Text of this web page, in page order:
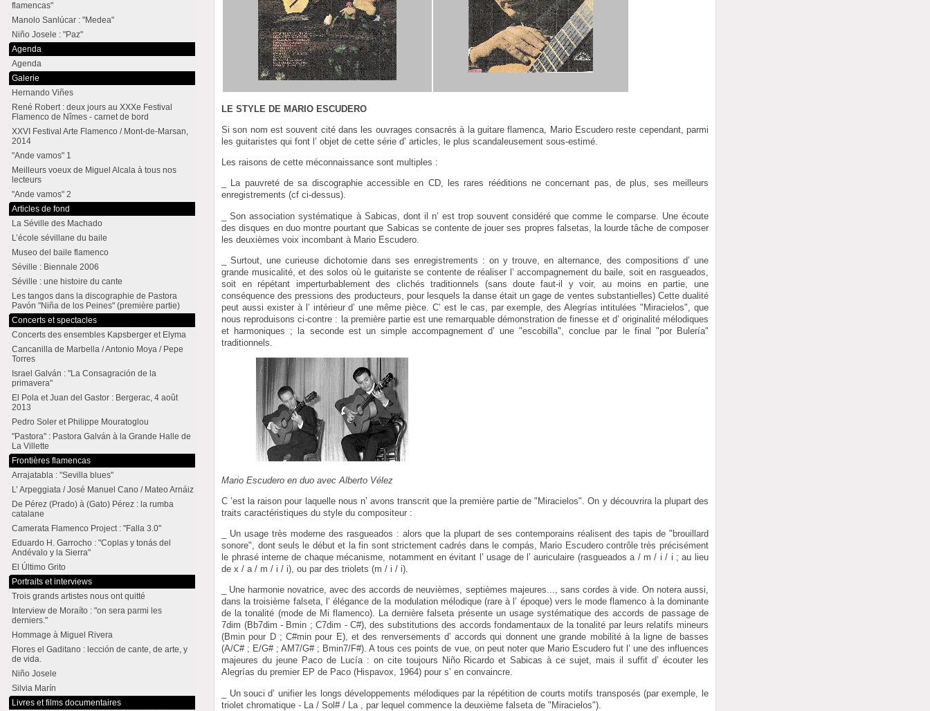
LE STYLE DE MARIO ESCUDERO
Si son nom est souvent cité dans les ouvrages consacrés à la guitare flamenca, Mario Escudero reste cependant, parmi
les guitaristes qui font l’ objet de cette série d’ articles, le plus scandaleusement sous-estimé.
Les raisons de cette méconnaissance sont multiples :
_ La pauvreté de sa discographie accessible en CD, les rares rééditions ne concernant pas, de plus, ses meilleurs
enregistrements (cf ci-dessus).
_ Son association systématique à Sabicas, dont il n’ est trop souvent considéré que comme le comparse. Une écoute
des disques en duo montre pourtant que Sabicas se contente de jouer ses propres falsetas, la lourde tâche de composer
les deuxièmes voix incombant à Mario Escudero.
_ Surtout, une curieuse dichotomie dans ses enregistrements : on y trouve, en alternance, des compositions d’ une
grande musicalité, et des solos où le guitariste se contente de réaliser l’ accompagnement du baile, soit en rasgueados,
soit en répétant imperturbablement des clichés traditionnels (sans doute faut-il y voir, au moins en partie, une
conséquence des pressions des producteurs, pour lesquels la danse était un gage de ventes substantielles) Cette dualité
peut aussi exister à l’ intérieur d’ une même pièce. C’ est le cas, par exemple, des Alegrías intitulées "Miracielos", que
nous reproduisons ci-contre : la première partie est une remarquable démonstration de finesse et d’ originalité mélodiques
et harmoniques ; la seconde est un simple accompagnement d’ une "escobilla", conclue par le final "por Bulería"
traditionnels.
Mario Escudero en duo avec Alberto Vélez
C ’est la raison pour laquelle nous n’ avons transcrit que la première partie de "Miracielos". On y découvrira la plupart des
traits caractéristiques du style du compositeur :
_ Un usage très moderne des rasgueados : alors que la plupart de ses contemporains réalisent des tapis de "brouillard
sonore", dont seuls le début et la fin sont strictement cadrés dans le compás, Mario Escudero contrôle très précisément
le phrasé interne de chaque mécanisme, notamment en évitant l’ usage de l’ auriculaire (rasgueados a / m / i / i ; au lieu
de x / a / m / i / i), ou par des triolets (m / i / i).
_ Une harmonie novatrice, avec des accords de neuvièmes, septièmes majeures..., sans cordes à vide. On notera aussi,
dans la troisième falseta, l’ élégance de la modulation mélodique (rare à l’ époque) vers le mode flamenco à la dominante
de la tonalité (mode de Mi flamenco). La dernière falseta présente un usage systématique des accords de passage de
7dim (Bb7dim - Bmin ; C7dim - C#), des substitutions des accords fondamentaux de la tonalité par leurs relatifs mineurs
(Bmin pour D ; C#min pour E), et des renversements d’ accords qui donnent une grande mobilité à la ligne de basses
(A/C# ; E/G# ; AM7/G# ; Bmin7/F#). A tous ces points de vue, on peut noter que Mario Escudero fut l’ une des influences
majeures du jeune Paco de Lucía : on cite toujours Niño Ricardo et Sabicas à ce sujet, mais il suffit d’ écouter les
Alegrías du premier EP de Paco (Hispavox, 1964) pour s’ en convaincre.
_ Un souci d’ unifier les longs développements mélodiques par la répétition de courts motifs transposés (par exemple, le
triolet chromatique - La / Sol# / La , par lequel commence la deuxième falseta de "Miracielos").
flamencas"
Manolo Sanlúcar : "Medea"
Niño Josele : "Paz"
Agenda
Agenda
Galerie
Hernando Viñes
René Robert : deux jours au XXXe Festival
Flamenco de Nîmes - carnet de bord
XXVI Festival Arte Flamenco / Mont-de-Marsan,
2014
"Ande vamos" 1
Meilleurs voeux de Miguel Alcala à tous nos
lecteurs
"Ande vamos" 2
Articles de fond
La Séville des Machado
L’école sévillane du baile
Museo del baile flamenco
Séville : Biennale 2006
Séville : une histoire du cante
Les tangos dans la discographie de Pastora
Pavón "Niña de los Peines" (première partie)
Concerts et spectacles
Concerts des ensembles Kapsberger et Elyma
Cancanilla de Marbella / Antonio Moya / Pepe
Torres
Israel Galván : "La Consagración de la
primavera"
El Pola et Juan del Gastor : Bergerac, 4 août
2013
Pedro Soler et Philippe Mouratoglou
"Pastora" : Pastora Galván à la Grande Halle de
La Villette
Frontières flamencas
Arrajatabla : "Sevilla blues"
L’ Arpeggiata / José Manuel Cano / Mateo Arnáiz
De Pérez (Prado) à (Gato) Pérez : la rumba
catalane
Camerata Flamenco Project : "Falla 3.0"
Eduardo H. Garrocho : "Coplas y tonás del
Andévalo y la Sierra"
El Último Grito
Portraits et interviews
Trois grands artistes nous ont quitté
Interview de Moraíto : "on sera parmi les
derniers."
Hommage à Miguel Rivera
Flores el Gaditano : lección de cante, de arte, y
de vida.
Niño Josele
Silvia Marín
Livres et films documentaires